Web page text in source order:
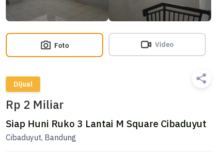
Foto Video
Dijual
Rp 2 Miliar
Siap Huni Ruko 3 Lantai M Square Cibaduyut
Cibaduyut, Bandung